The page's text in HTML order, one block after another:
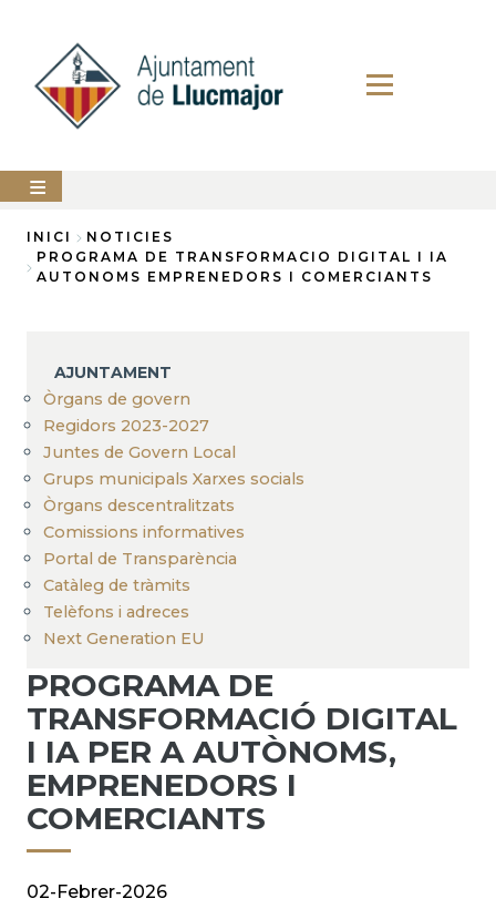
contingut
AJUNTAMENT
LLUCMAJOR
PERFIL
DEL
CONTRACTANT
Fil
INICI
NOTICIES
PROGRAMA DE TRANSFORMACIO DIGITAL I IA
AUTONOMS EMPRENEDORS I COMERCIANTS
AJUNTAMENT
Òrgans de govern
Regidors 2023-2027
Juntes de Govern Local
Grups municipals Xarxes socials
Òrgans descentralitzats
Comissions informatives
Portal de Transparència
Catàleg de tràmits
Telèfons i adreces
Next Generation EU
PROGRAMA DE
TRANSFORMACIÓ DIGITAL
I IA PER A AUTÒNOMS,
EMPRENEDORS I
COMERCIANTS
02-Febrer-2026